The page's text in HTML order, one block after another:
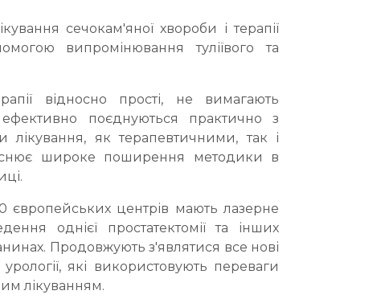
сечокам'яної хвороби і терапії
випромінювання туліївого та
відносно прості, не вимагають
поєднуються практично з
лікування, як терапевтичними, так і
широке поширення методики в
центрів мають лазерне
однієї простатектомії та інших
Продовжують з'являтися все нові
які використовують переваги
лікуванням.